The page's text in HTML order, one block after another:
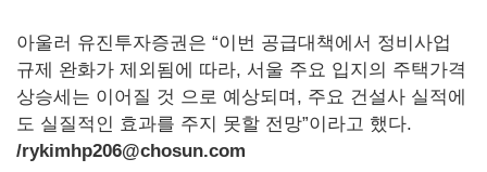
아울러 유진투자증권은 “이번 공급대책에서 정비사업
규제 완화가 제외됨에 따라, 서울 주요 입지의 주택가격
상승세는 이어질 것 으로 예상되며, 주요 건설사 실적에
도 실질적인 효과를 주지 못할 전망”이라고 했다.
/rykimhp206@chosun.com